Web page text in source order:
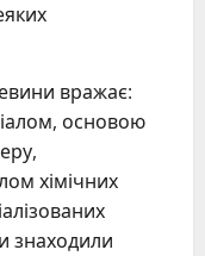
вражає:
основою
хімічних
знаходили